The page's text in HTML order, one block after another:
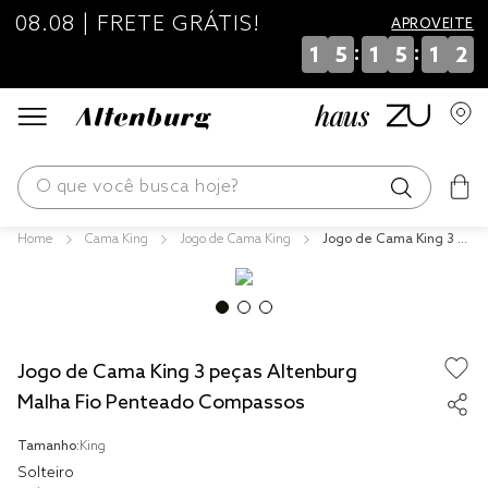
08.08 | FRETE GRÁTIS! APROVEITE
1 5 : 1 5 : 1 2
O que você busca hoje?
Cama King Jogo de Cama King
Jogo de Cama King 3 p
Jogo de Cama King 3 peças Altenburg
Malha Fio Penteado Compassos
Tamanho:King
Solteiro
fronha
jogos cama
travesseiro